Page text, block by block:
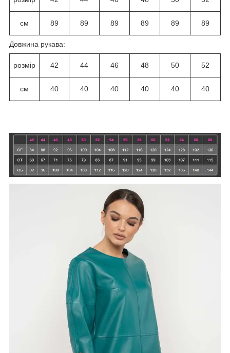
см 89 89 89 89 89 89
Довжина рукава:
розмір 42 44 46 48 50 52
см 40 40 40 40 40 40